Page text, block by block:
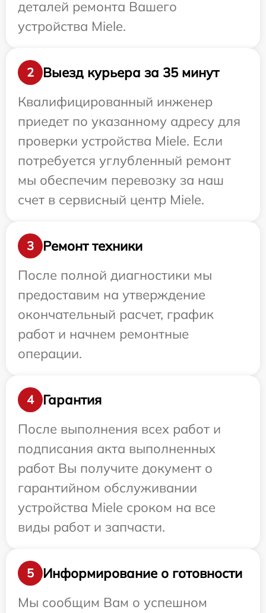
деталей ремонта Вашего
устройства Miele.
2
Выезд курьера за 35 минут
Квалифицированный инженер
приедет по указанному адресу для
проверки устройства Miele. Если
потребуется углубленный ремонт
мы обеспечим перевозку за наш
счет в сервисный центр Miele.
3
Ремонт техники
После полной диагностики мы
предоставим на утверждение
окончательный расчет, график
работ и начнем ремонтные
операции.
4
Гарантия
После выполнения всех работ и
подписания акта выполненных
работ Вы получите документ о
гарантийном обслуживании
устройства Miele сроком на все
виды работ и запчасти.
5
Информирование о готовности
Мы сообщим Вам о успешном